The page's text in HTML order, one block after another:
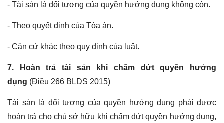
- Tài sản là đối tượng của quyền hưởng dụng không còn.
- Theo quyết định của Tòa án.
- Căn cứ khác theo quy định của luật.
7. Hoàn trả tài sản khi chấm dứt quyền hưởng
dụng (Điều 266 BLDS 2015)
Tài sản là đối tượng của quyền hưởng dụng phải được
hoàn trả cho chủ sở hữu khi chấm dứt quyền hưởng dụng,